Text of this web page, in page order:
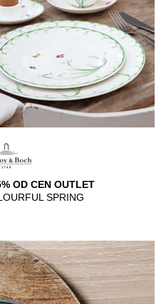
OD CEN OUTLET
SPRING